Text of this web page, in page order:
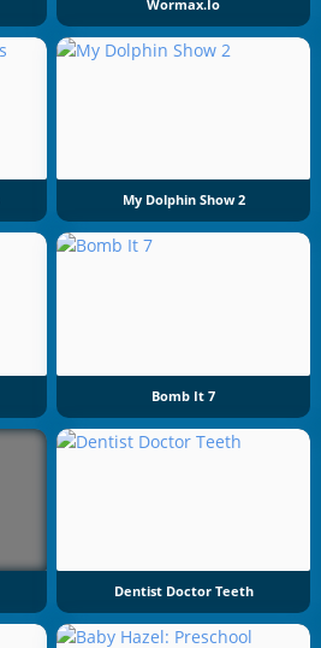
Wormax.io
My Dolphin Show 2
Bomb It 7
Dentist Doctor Teeth